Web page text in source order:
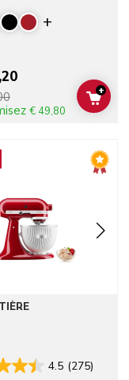
Display
€ 49,80
ADD
+
4.5 (275)